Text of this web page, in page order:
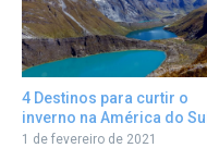
4 Destinos para curtir o
inverno na América do Sul
1 de fevereiro de 2021